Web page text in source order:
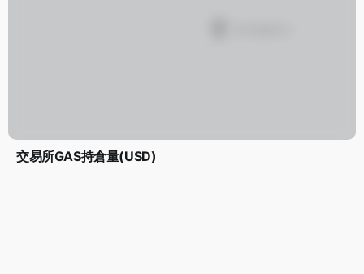
交易所GAS持倉量(USD)